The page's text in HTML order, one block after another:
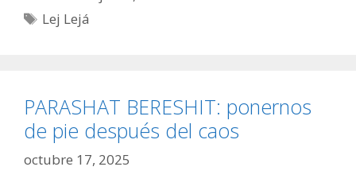
Etiquetas
Lej Lejá
PARASHAT BERESHIT: ponernos
de pie después del caos
octubre 17, 2025